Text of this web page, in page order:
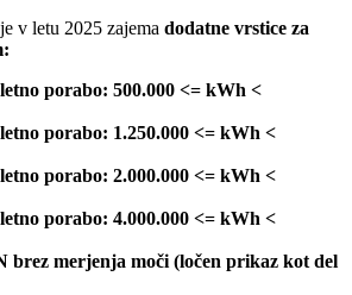
v letu 2025 zajema dodatne vrstice za
porabo: 500.000 <= kWh <
porabo: 1.250.000 <= kWh <
porabo: 2.000.000 <= kWh <
porabo: 4.000.000 <= kWh <
brez merjenja moči (ločen prikaz kot del